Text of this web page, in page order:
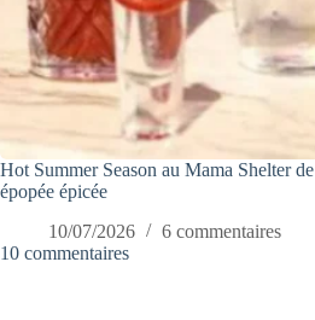
Hot Summer Season au Mama Shelter
épopée épicée
10/07/2026
6 commentaires
10 commentaires